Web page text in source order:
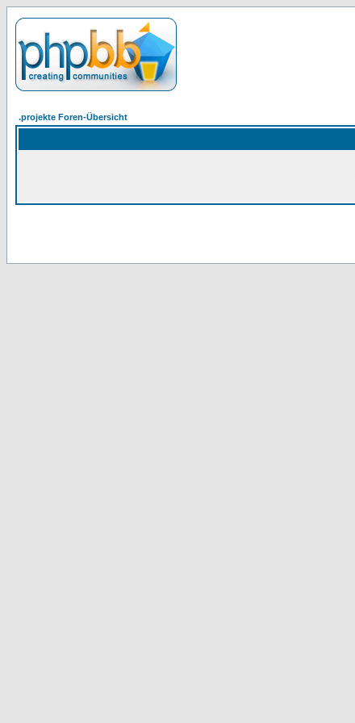
.projekte Foren-Übersicht